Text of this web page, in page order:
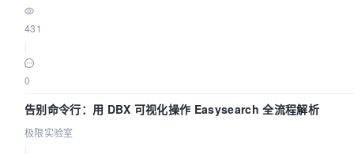
431
0
告别命令行：用 DBX 可视化操作 Easysearch 全流程解析
极限实验室